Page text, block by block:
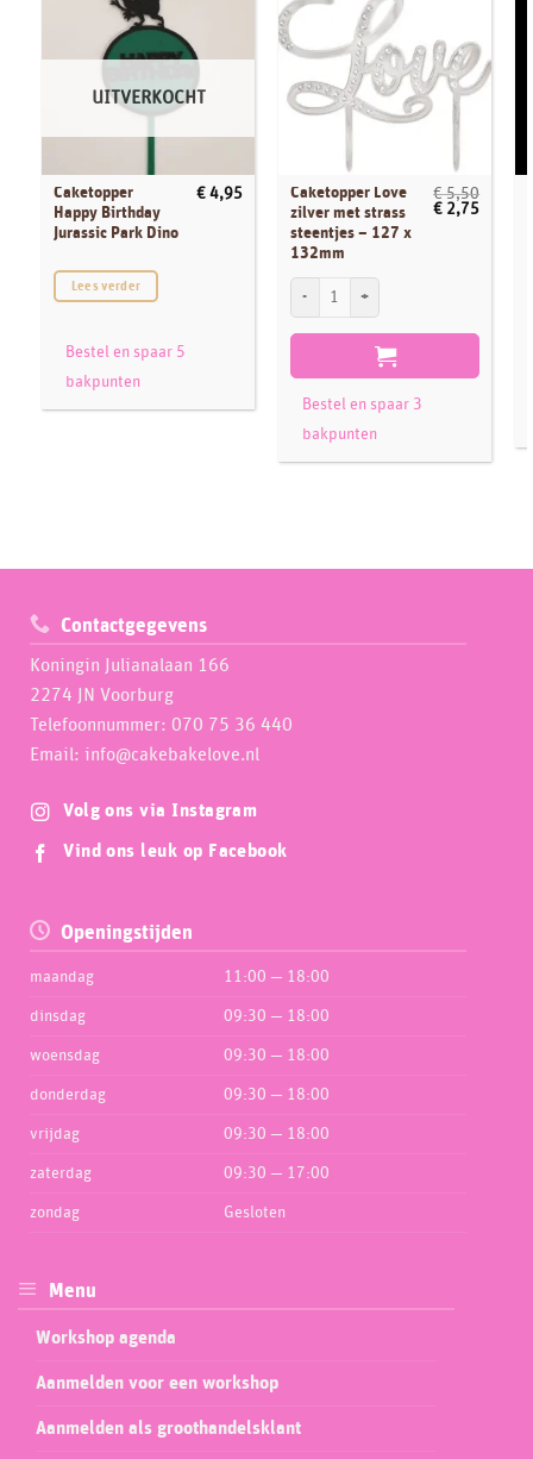
UITVERKOCHT
Caketopper
Happy Birthday
Jurassic Park Dino
€ 4,95
Lees verder
Bestel en spaar 5
bakpunten
Caketopper Love
zilver met strass
steentjes – 127 x
132mm
€5,50
€ 2,75Huidige
Caketopper Love zilver met strass
Bestel en spaar 3
bakpunten
Contactgegevens
Koningin Julianalaan 166
2274 JN Voorburg
Telefoonnummer: 070 75 36 440
Email: info@cakebakelove.nl
Volg ons via Instagram
Vind ons leuk op Facebook
Openingstijden
maandag 11:00 — 18:00
dinsdag 09:30 — 18:00
woensdag 09:30 — 18:00
donderdag 09:30 — 18:00
vrijdag 09:30 — 18:00
zaterdag 09:30 — 17:00
zondag Gesloten
Menu
Workshop agenda
Aanmelden voor een workshop
Aanmelden als groothandelsklant